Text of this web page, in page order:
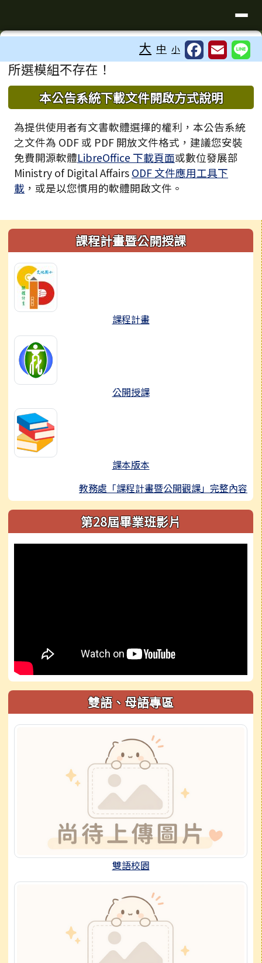
臺南市歸仁區文化國小全球資訊站
⏸
大 中 小
主內容區域
所選模組不存在！
下中區域內容
本公告系統下載文件開啟方式說明
為提供使用者有文書軟體選擇的權利，本公告系統
之文件為 ODF 或 PDF 開放文件格式，建議您安裝
免費開源軟體LibreOffice 下載頁面或數位發展部
Ministry of Digital Affairs ODF 文件應用工具下
載 ，或是以您慣用的軟體開啟文件。
左邊區域內容課程計畫暨公開授課
課程計畫
公開授課
課本版本
教務處「課程計畫暨公開觀課」完整內容
第28屆畢業班影片
雙語、母語專區
雙語校園
頁尾區域